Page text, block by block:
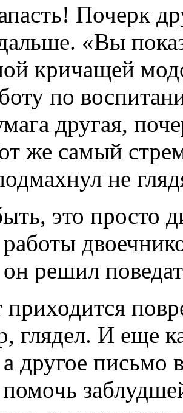
Почерк
«Вы
кричащей
по
другая,
же самый
не
это просто
решил
глядел. И еще
другое письмо